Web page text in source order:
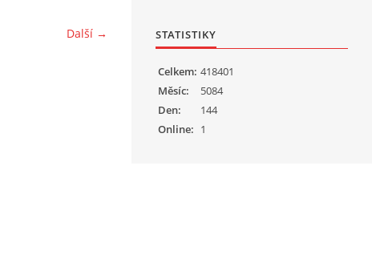
Další → STATISTIKY
Online: 1
Celkem: 418401
Měsíc:
5084
Den:
144